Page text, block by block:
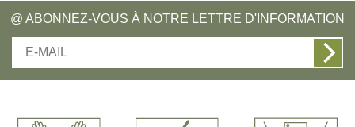
@ ABONNEZ-VOUS À NOTRE LETTRE D'INFORMATION